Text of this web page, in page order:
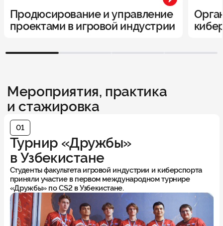
Продюсирование и управление
проектами в игровой индустрии
1
Мероприятия, практика
и стажировка
01
Турнир «Дружбы»
в Узбекистане
Студенты факультета игровой индустрии и киберспорта
приняли участие в первом международном турнире
«Дружбы» по CS2 в Узбекистане.